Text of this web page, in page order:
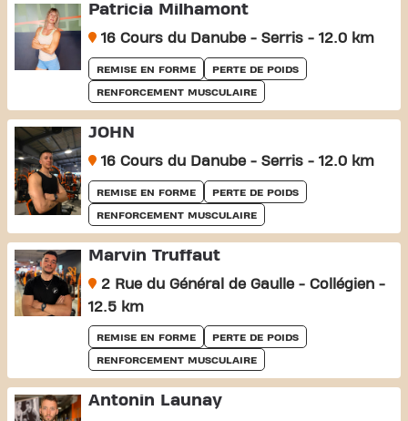
Patricia Milhamont
16 Cours du Danube - Serris - 12.0 km
REMISE EN FORME PERTE DE POIDS
RENFORCEMENT MUSCULAIRE
JOHN
16 Cours du Danube - Serris - 12.0 km
REMISE EN FORME PERTE DE POIDS
RENFORCEMENT MUSCULAIRE
Marvin Truffaut
2 Rue du Général de Gaulle - Collégien -
12.5 km
REMISE EN FORME PERTE DE POIDS
RENFORCEMENT MUSCULAIRE
Antonin Launay